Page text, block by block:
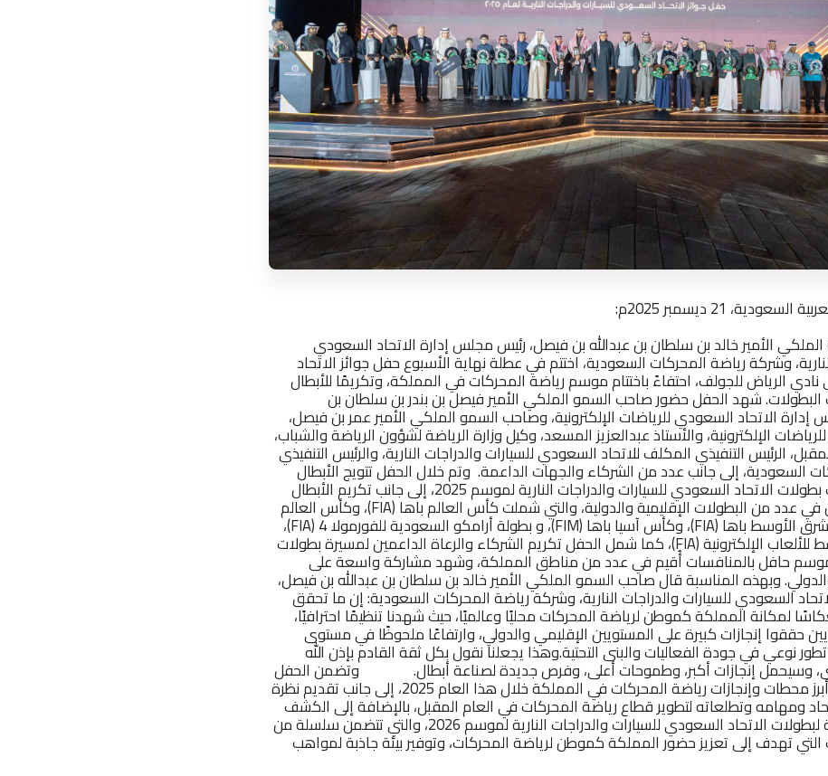
21 ديسمبر 2025م:
الأمير خالد بن سلطان بن عبدالله بن فيصل، رئيس مجلس إدارة الاتحاد السعودي
وشركة رياضة المحركات السعودية، اختتم في عطلة نهاية الأسبوع حفل جوائز الاتحاد
وذلك في نادي الرياض للجولف، احتفاءً باختتام موسم رياضة المحركات في المملكة، وتكريمًا للأبطال
شهد الحفل حضور صاحب السمو الملكي الأمير فيصل بن بندر بن سلطان بن
إدارة الاتحاد السعودي للرياضات الإلكترونية، وصاحب السمو الملكي الأمير عمر بن فيصل،
الإلكترونية، والأستاذ عبدالعزيز المسعد، وكيل وزارة الرياضة لشؤون الرياضة والشباب،
الرئيس التنفيذي المكلف للاتحاد السعودي للسيارات والدراجات النارية، والرئيس التنفيذي
السعودية، إلى جانب عدد من الشركاء والجهات الداعمة. وتم خلال الحفل تتويج الأبطال
المتوجين في مختلف بطولات الاتحاد السعودي للسيارات والدراجات النارية لموسم 2025، إلى جانب تكريم الأبطال
السعوديين المتوجين في عدد من البطولات الإقليمية والدولية، والتي شملت كأس العالم باها (FIA)، وكأس العالم
باها (FIM)، وكأس الشرق الأوسط باها (FIA)، وكأس آسيا باها (FIM)، و بطولة أرامكو السعودية للفورمولا 4 (FIA)،
وبطولة الشرق الأوسط للألعاب الإلكترونية (FIA)، كما شمل الحفل تكريم الشركاء والرعاة الداعمين لمسيرة بطولات
موسم حافل بالمنافسات أُقيم في عدد من مناطق المملكة، وشهد مشاركة واسعة على
وبهذه المناسبة قال صاحب السمو الملكي الأمير خالد بن سلطان بن عبدالله بن فيصل،
السعودي للسيارات والدراجات النارية، وشركة رياضة المحركات السعودية: إن ما تحقق
لمكانة المملكة كموطن لرياضة المحركات محليًا وعالميًا، حيث شهدنا تنظيمًا احترافيًا،
حققوا إنجازات كبيرة على المستويين الإقليمي والدولي، وارتفاعًا ملحوظًا في مستوى
نوعي في جودة الفعاليات والبنى التحتية.وهذا يجعلنا نقول بكل ثقة القادم بإذن اللّٰه
وسيحمل إنجازات أكبر، وطموحات أعلى، وفرص جديدة لصناعة أبطال. وتضمن الحفل
عرضًا مرئيا استعرض أبرز محطات وإنجازات رياضة المحركات في المملكة خلال هذا العام 2025، إلى جانب تقديم نظرة
ومهامه وتطلعاته لتطوير قطاع رياضة المحركات في العام المقبل، بالإضافة إلى الكشف
عن الروزنامة الرسمية لبطولات الاتحاد السعودي للسيارات والدراجات النارية لموسم 2026، والتي تتضمن سلسلة من
التي تهدف إلى تعزيز حضور المملكة كموطن لرياضة المحركات، وتوفير بيئة جاذبة لمواهب